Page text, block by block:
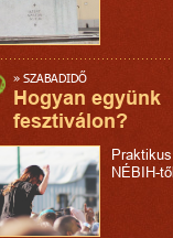
» SZABADIDŐ
Hogyan együnk
fesztiválon?
NÉBIH-től